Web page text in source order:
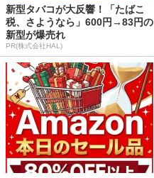
新型タバコが大反響！「たばこ
税、さようなら」600円→83円の
新型が爆売れ
PR(株式会社HAL)